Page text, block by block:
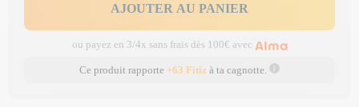
AJOUTER AU PANIER
ou payez en 3/4x sans frais dès 100€ avec
Ce produit rapporte +63 Fitiz à ta cagnotte.